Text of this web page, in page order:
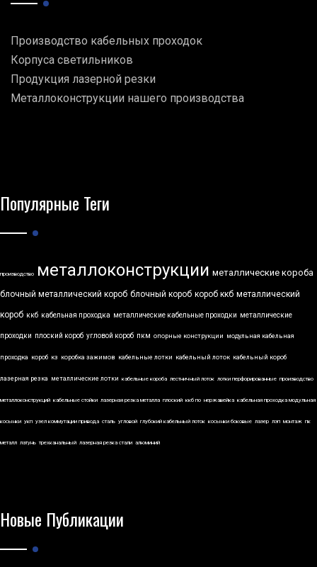
Производство кабельных проходок
Корпуса светильников
Продукция лазерной резки
Металлоконструкции нашего производства
Популярные Теги
производство металлоконструкции металлические короба
блочный металлический короб блочный короб короб ккб металлический
короб ккб кабельная проходка металлические кабельные проходки металлические
проходки плоский короб угловой короб пкм опорные конструкции модульная кабельная
проходка короб кз коробка зажимов кабельные лотки кабельный лоток кабельный короб
лазерная резка металлические лотки кабельные короба лестничный лоток лотки перфорированные производство
металлоконструкций кабельные стойки лазерная резка металла плоский ккб по нержавейка кабельная проходка модульная
косынки укп узел коммутации привода сталь угловой глубокий кабельный лоток косынки боковые лазер лэп монтаж пк
металл латунь трехканальный лазерная резка стали алюминий
Новые Публикации